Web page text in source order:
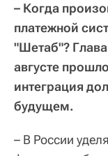
– Когда
платежной
"Шетаб"?
августе
интеграция
будущем.
– В России